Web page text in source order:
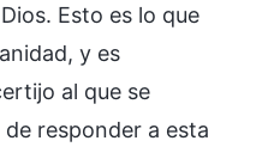
Esto es lo que
y es
al que se
responder a esta